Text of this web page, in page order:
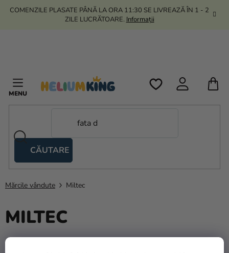
TreciCOMENZILE PLASATE PÂNĂ LA ORA 11:30 SE LIVREAZĂ ÎN 1 - 2
ZILE LUCRĂTOARE. Informații
CĂUTARE
tip
foarfecă
Heliu si
baloane
Mărcile vândute Miltec
MILTEC